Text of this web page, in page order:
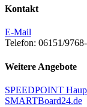
Kontakt
E-Mail
Telefon: 06151/
Weitere Angebote
SPEEDPOINT
SMARTBoard24.de